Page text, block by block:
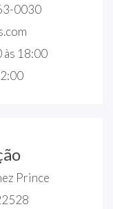
0030
às 18:00
Prince